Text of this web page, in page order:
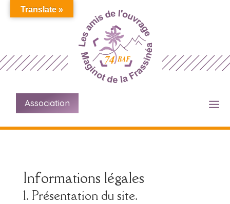
Association
Informations légales
1. Présentation du site.
Translate »